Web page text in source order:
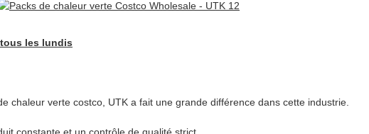
les lundis
chaleur verte costco, UTK a fait une grande différence dans cette industrie.